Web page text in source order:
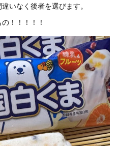
いなく後者を選びます。
！！！！！